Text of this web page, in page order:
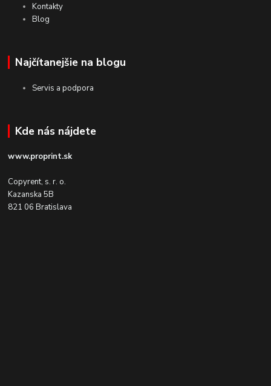
Kontakty
Blog
Najčítanejšie na blogu
Servis a podpora
Kde nás nájdete
www.proprint.sk
Copyrent, s. r. o.
Kazanska 5B
821 06 Bratislava